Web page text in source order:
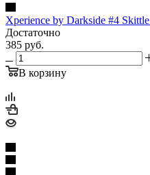
Xperience by Darkside #4
Достаточно
385 руб.
В корзину